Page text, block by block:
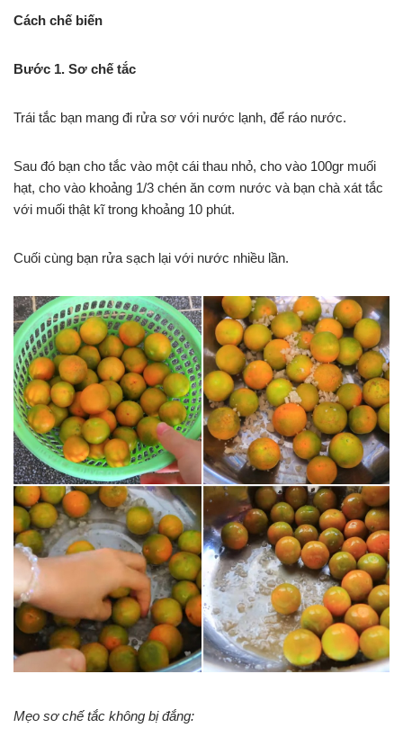
Cách chế biến
Bước 1. Sơ chế tắc
Trái tắc bạn mang đi rửa sơ với nước lạnh, để ráo nước.
Sau đó bạn cho tắc vào một cái thau nhỏ, cho vào 100gr muối
hạt, cho vào khoảng 1/3 chén ăn cơm nước và bạn chà xát tắc
với muối thật kĩ trong khoảng 10 phút.
Cuối cùng bạn rửa sạch lại với nước nhiều lần.
Mẹo sơ chế tắc không bị đắng: